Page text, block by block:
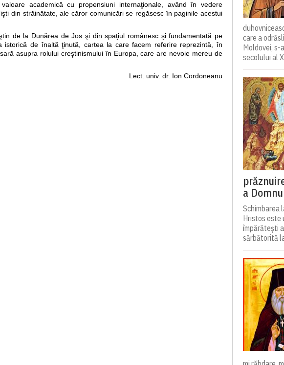
academică cu propensiuni internaţionale, având în vedere
din străinătate, ale căror comunicări se regăsesc în paginile acestui
de la Dunărea de Jos şi din spaţiul românesc şi fundamentată pe
istorică de înaltă ţinută, cartea la care facem referire reprezintă, în
asupra rolului creştinismului în Europa, care are nevoie mereu de
Lect. univ. dr. Ion Cordoneanu
care a
Moldovei, s-
secolului al
a
Schimbarea
Hristos este
împărătești
sărbătorită